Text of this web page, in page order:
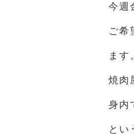
今週
ご希
ます
焼肉
身内
とい